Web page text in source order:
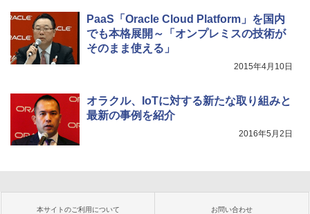
PaaS「Oracle Cloud Platform」を国内
でも本格展開～「オンプレミスの技術が
そのまま使える」
2015年4月10日
オラクル、IoTに対する新たな取り組みと
最新の事例を紹介
2016年5月2日
本サイトのご利用について お問い合わせ